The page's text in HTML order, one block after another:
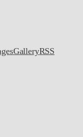
GalleryRSS